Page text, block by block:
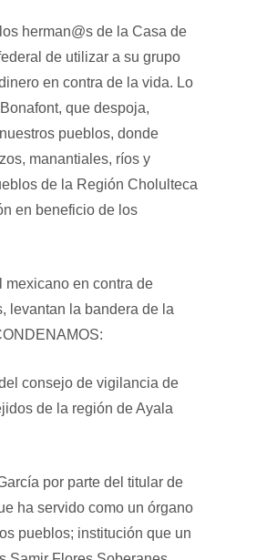
herman@s de la Casa de
de utilizar a su grupo
en contra de la vida. Lo
que despoja,
pueblos, donde
manantiales, ríos y
de la Región Cholulteca
en beneficio de los
en contra de
levantan la bandera de la
consejo de vigilancia de
de la región de Ayala
por parte del titular de
ha servido como un órgano
pueblos; institución que un